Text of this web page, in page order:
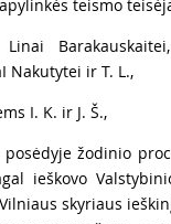
teismo
Linai
Nakutytei ir T. L.,
I. K. ir J. Š.,
žodinio
ieškovo
skyriaus